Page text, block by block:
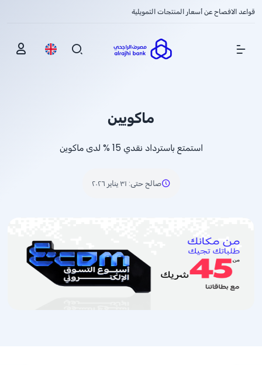
قواعد الافصاح عن أسعار المنتجات التمويلية
Show Menu
ماكويين
استمتع باسترداد نقدي % 15 لدى ماكوين
صالح حتى: ٣١ يناير ٢٠٢٦